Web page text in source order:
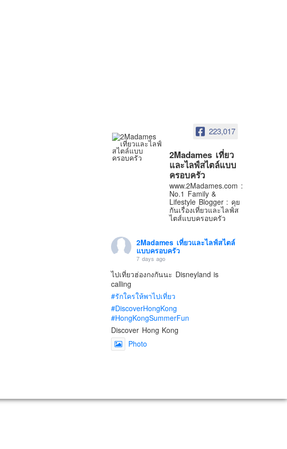
223,017
2Madames เที่ยว
และไลฟ์สไตล์แบบ
ครอบครัว
www.2Madames.com :
No.1 Family &
Lifestyle Blogger : คุย
กันเรื่องเที่ยวและไลฟ์ส
ไตส์แบบครอบครัว
2Madames เที่ยวและไลฟ์สไตล์
แบบครอบครัว
7 days ago
ไปเที่ยวฮ่องกงกันนะ Disneyland is
calling
#รักใครให้พาไปเที่ยว
#DiscoverHongKong
#HongKongSummerFun
Discover Hong Kong
Photo
แบบครอบครัว